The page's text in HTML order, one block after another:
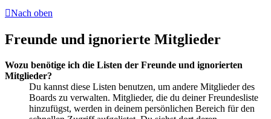
Nach oben
Freunde und ignorierte Mitglieder
Wozu benötige ich die Listen der Freunde und ignorierten
Mitglieder?
Du kannst diese Listen benutzen, um andere Mitglieder des
Boards zu verwalten. Mitglieder, die du deiner Freundesliste
hinzufügst, werden in deinem persönlichen Bereich für den